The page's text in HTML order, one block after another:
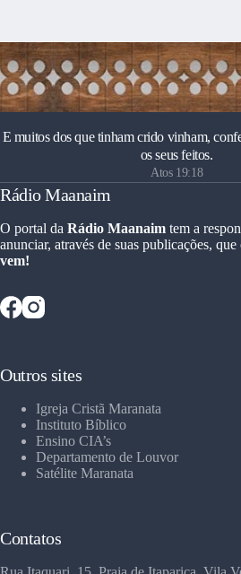
E muitos dos que tinham crido vinham,
os seus feitos.
Atos 19:18
Rádio Maanaim
O portal da Rádio Maanaim tem a
anunciar, através de suas publicações, que
vem!
Outros sites
Igreja Cristã Maranata
Instituto Bíblico
Ensino CIA’s
Departamento de Louvor
Satélite Maranata
Contatos